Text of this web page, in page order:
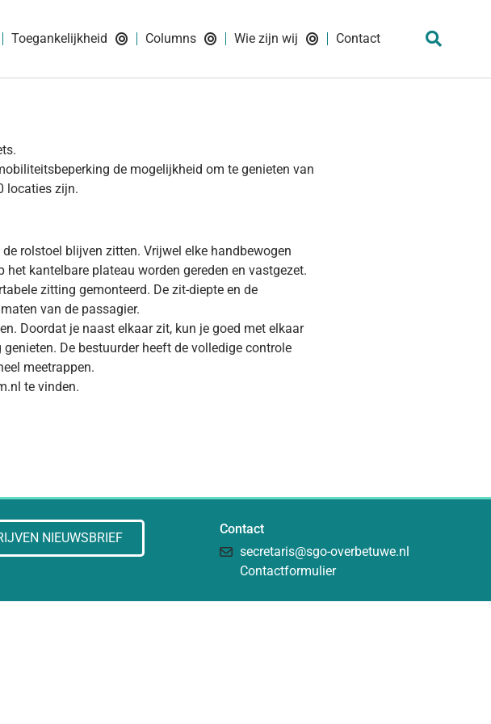
Toegankelijkheid Columns Wie zijn wij Contact
de mogelijkheid om te genieten van
locaties zijn.
rolstoel blijven zitten. Vrijwel elke handbewogen
kantelbare plateau worden gereden en vastgezet.
zitting gemonteerd. De zit-diepte en de
van de passagier.
Doordat je naast elkaar zit, kun je goed met elkaar
De bestuurder heeft de volledige controle
meetrappen.
te vinden.
NIEUWSBRIEF
Contact
secretaris@sgo-overbetuwe.nl
Contactformulier